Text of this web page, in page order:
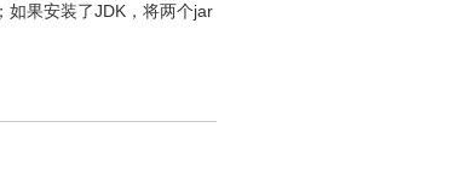
如果安装了JDK，将两个jar